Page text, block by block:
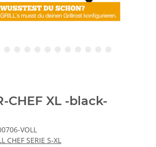
CHEF XL -black-
VOLL
CHEF SERIE S-XL